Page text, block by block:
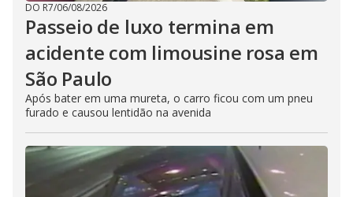
DO R7/06/08/2026
Passeio de luxo termina em
acidente com limousine rosa em
São Paulo
Após bater em uma mureta, o carro ficou com um pneu
furado e causou lentidão na avenida